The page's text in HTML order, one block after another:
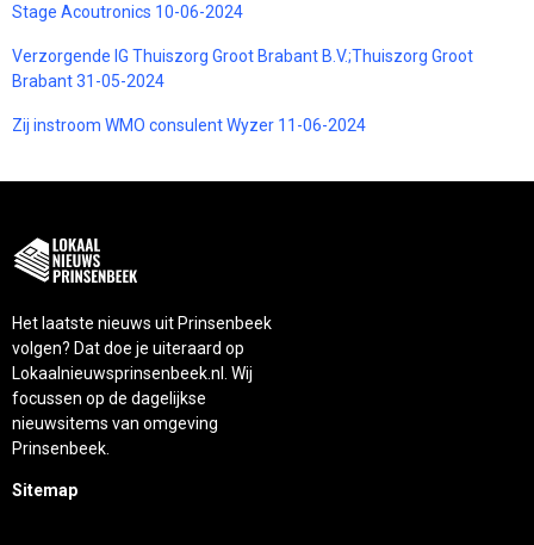
Stage Acoutronics 10-06-2024
Verzorgende IG Thuiszorg Groot Brabant B.V.;Thuiszorg Groot
Brabant 31-05-2024
Zij instroom WMO consulent Wyzer 11-06-2024
Het laatste nieuws uit Prinsenbeek
volgen? Dat doe je uiteraard op
Lokaalnieuwsprinsenbeek.nl. Wij
focussen op de dagelijkse
nieuwsitems van omgeving
Prinsenbeek.
Sitemap